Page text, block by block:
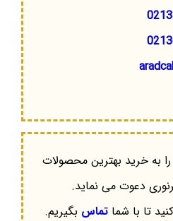
به خرید بهترین محصولات
دعوت می نماید.
تا با شماتماس بگیریم.